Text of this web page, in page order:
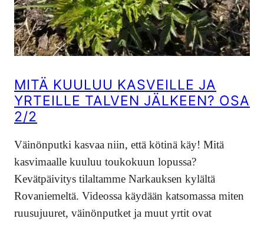
MITÄ KUULUU KASVEILLE JA
YRTEILLE TALVEN JÄLKEEN? OSA
2/2
Väinönputki kasvaa niin, että kötinä käy! Mitä
kasvimaalle kuuluu toukokuun lopussa?
Kevätpäivitys tilaltamme Narkauksen kylältä
Rovaniemeltä. Videossa käydään katsomassa miten
ruusujuuret, väinönputket ja muut yrtit ovat